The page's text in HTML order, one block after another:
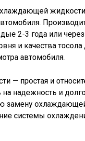
2-3 года или через
и качества
автомобиля.
— простая и
надежность и
замену
системы